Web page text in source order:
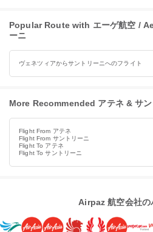
Popular Route with エーゲ航空 /
ーニ
ヴェネツィアからサントリーニへのフライト
More Recommended アテネ & サ
Flight From アテネ
Flight From サントリーニ
Flight To アテネ
Flight To サントリーニ
Airpaz 航空会社の